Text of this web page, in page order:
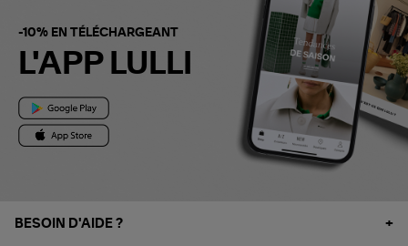
-10% EN TÉLÉCHARGEANT
L'APP LULLI
BESOIN D'AIDE ?